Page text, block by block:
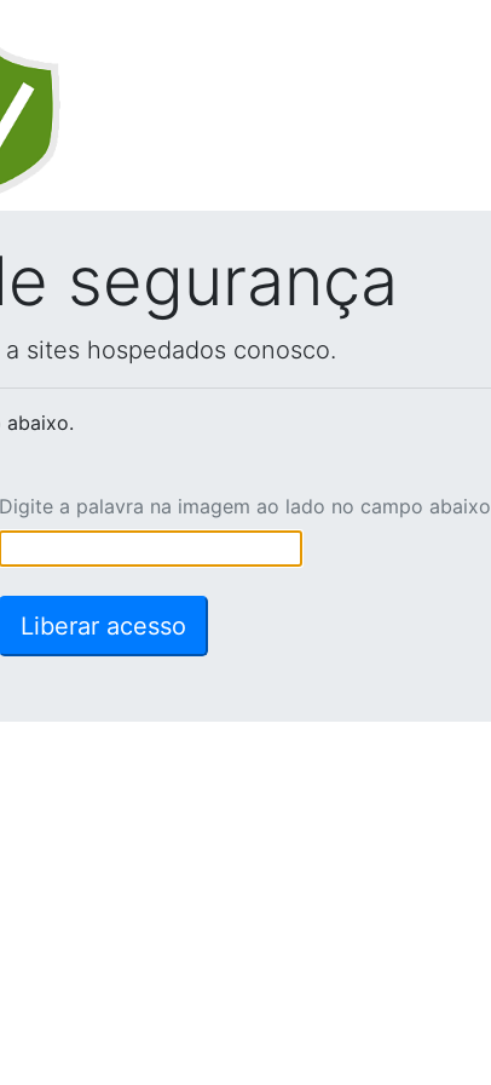
segurança
sites hospedados conosco.
abaixo.
Digite a palavra na imagem ao lado no campo abaixo